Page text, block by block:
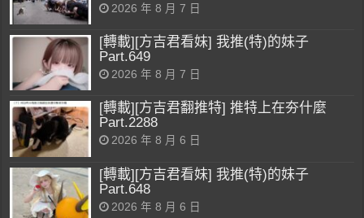
2026 年 8 月 7 日
[轉載][方吉君看妹] 我推(特)的妹子
Part.649
2026 年 8 月 7 日
[轉載][方吉君翻推特] 推特上在夯什麼
Part.2288
2026 年 8 月 6 日
[轉載][方吉君看妹] 我推(特)的妹子
Part.648
2026 年 8 月 6 日